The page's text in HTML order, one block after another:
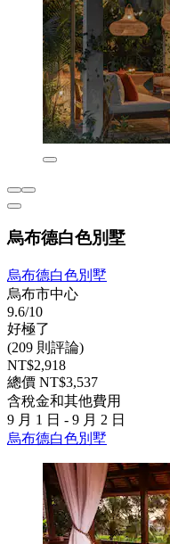
烏布德白色別墅
烏布德白色別墅
烏布市中心
9.6/10
好極了
(209 則評論)
NT$2,918
總價 NT$3,537
含稅金和其他費用
9 月 1 日 - 9 月 2 日
烏布德白色別墅